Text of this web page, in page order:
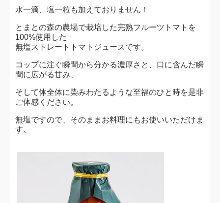
水一滴、塩一粒も加えておりません！
とまとの森の農場で栽培した完熟フルーツトマトを
100%使用した
無塩ストレートトマトジュースです。
コップに注ぐ瞬間から分かる濃厚さと、口に含んだ瞬
間に広がる甘み、
そして体全体に染みわたるような至福のひと時を是非
ご体感ください。
無塩ですので、そのままお料理にもお使いいただけま
す。